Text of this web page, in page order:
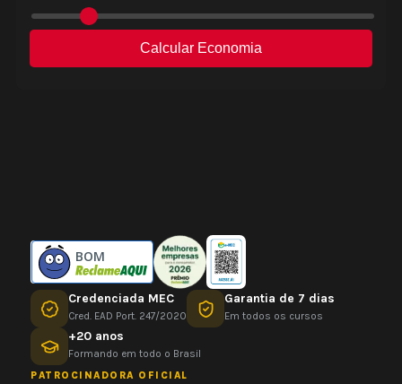
BOM
Credenciada MEC
Cred. EAD Port. 247/2020
Garantia de 7 dias
Em todos os cursos
+20 anos
Formando em todo o Brasil
PATROCINADORA OFICIAL